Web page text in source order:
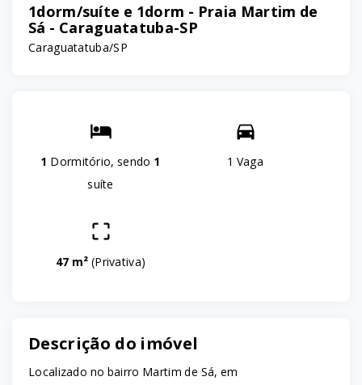
1dorm/suíte e 1dorm - Praia Martim de
Sá - Caraguatatuba-SP
Caraguatatuba/SP
1 Dormitório, sendo 1
suíte
1 Vaga
47 m² (Privativa)
Descrição do imóvel
Localizado no bairro Martim de Sá, em